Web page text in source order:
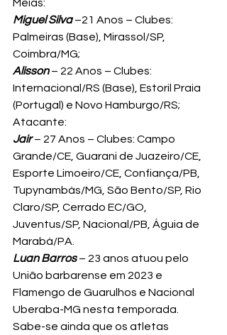
Meias:
Miguel Silva –21 Anos – Clubes:
Palmeiras (Base), Mirassol/SP,
Coimbra/MG;
Alisson – 22 Anos – Clubes:
Internacional/RS (Base), Estoril Praia
(Portugal) e Novo Hamburgo/RS;
Atacante:
Jair – 27 Anos – Clubes: Campo
Grande/CE, Guarani de Juazeiro/CE,
Esporte Limoeiro/CE, Confiança/PB,
Tupynambás/MG, São Bento/SP, Rio
Claro/SP, Cerrado EC/GO,
Juventus/SP, Nacional/PB, Águia de
Marabá/PA.
Luan Barros – 23 anos atuou pelo
União barbarense em 2023 e
Flamengo de Guarulhos e Nacional
Uberaba-MG nesta temporada.
Sabe-se ainda que os atletas